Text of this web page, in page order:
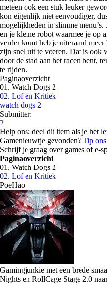
meteen ook een stuk leuker
kon eigenlijk niet eenvoudiger,
mogelijkheden in slimme menu’s.
en je kleine robot waarmee je op
verder komt heb je uiteraard
zijn snel uit te voeren. Dat is ook
door de stad aan het racen bent,
te rijden.
Paginaoverzicht
01. Watch Dogs 2
02. Lof en Kritiek
watch dogs 2
Submitter:
2
Help ons; deel dit item als je het
Gamenieuwtje gevonden? Tip
Schrijf je graag over games of e-
Paginaoverzicht
01. Watch Dogs 2
02. Lof en Kritiek
PoeHao
Gamingjunkie met een brede
Nights en RollCage Stage 2.0